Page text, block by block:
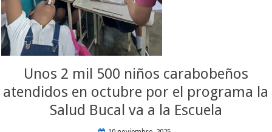
Unos 2 mil 500 niños carabobeños
atendidos en octubre por el programa la
Salud Bucal va a la Escuela